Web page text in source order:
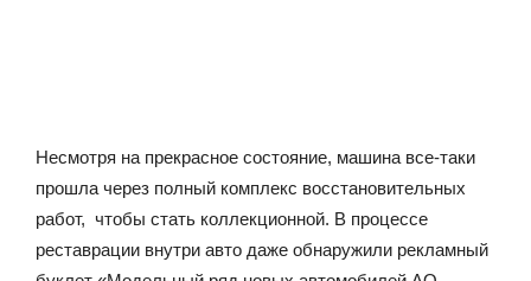
Несмотря на прекрасное состояние, машина все-таки
прошла через полный комплекс восстановительных
работ, чтобы стать коллекционной. В процессе
реставрации внутри авто даже обнаружили рекламный